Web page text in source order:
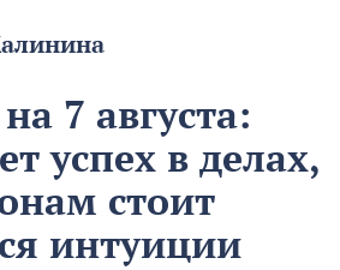
7 августа:
успех в делах,
стоит
интуиции